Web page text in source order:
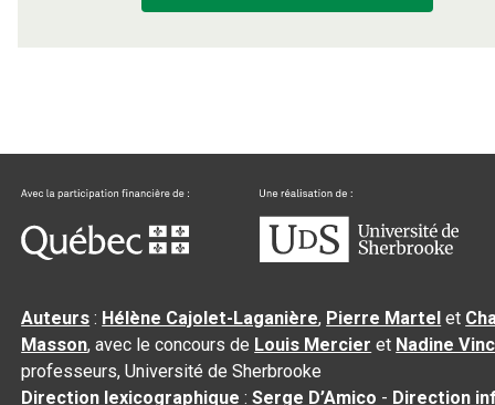
Auteurs : Hélène Cajolet-Laganière, Pierre Martel et
Masson, avec le concours de Louis Mercier et Nadine
professeurs, Université de Sherbrooke
Direction lexicographique :Serge D’Amico - Direction